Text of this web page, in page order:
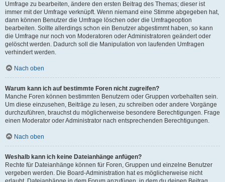
Umfrage zu bearbeiten, ändere den ersten Beitrag des Themas; dieser ist
immer mit der Umfrage verknüpft. Wenn niemand eine Stimme abgegeben hat,
dann können Benutzer die Umfrage löschen oder die Umfrageoption
bearbeiten. Sollte allerdings schon ein Benutzer abgestimmt haben, so kann
die Umfrage nur noch von Moderatoren oder Administratoren geändert oder
gelöscht werden. Dadurch soll die Manipulation von laufenden Umfragen
verhindert werden.
Nach oben
Warum kann ich auf bestimmte Foren nicht zugreifen?
Manche Foren können bestimmten Benutzern oder Gruppen vorbehalten sein.
Um diese einzusehen, Beiträge zu lesen, zu schreiben oder andere Vorgänge
durchzuführen, brauchst du möglicherweise besondere Berechtigungen. Frage
einen Moderator oder Administrator nach entsprechenden Berechtigungen.
Nach oben
Weshalb kann ich keine Dateianhänge anfügen?
Rechte für Dateianhänge können für Foren, Gruppen und einzelne Benutzer
vergeben werden. Die Board-Administration hat es möglicherweise nicht